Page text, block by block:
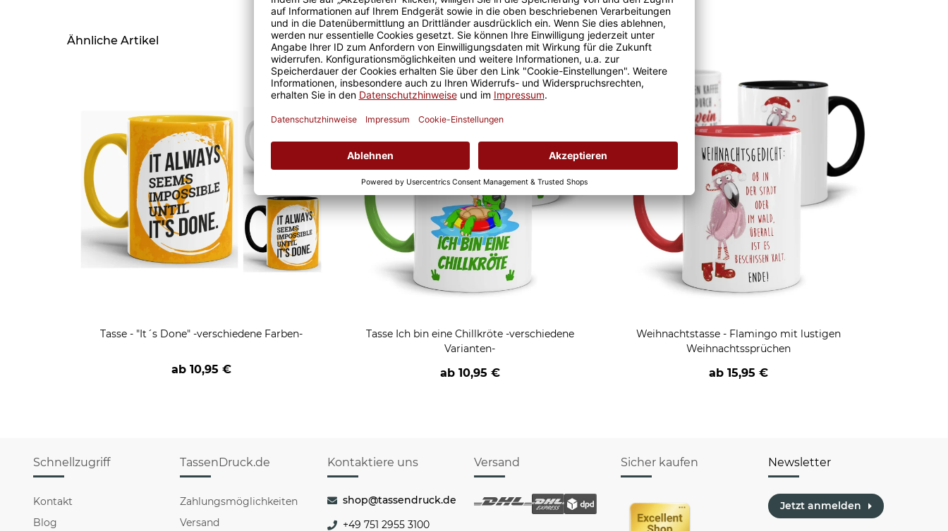
Ähnliche Artikel
Tasse - "It´s Done" -verschiedene Farben-
ab 10,95 €
Tasse Ich bin eine Chillkröte -verschiedene
Varianten-
ab 10,95 €
Weihnachtstasse - Flamingo mit lustigen
Weihnachtssprüchen
ab15,95 €
Schnellzugriff
Kontakt
Blog
TassenDruck.de
Zahlungsmöglichkeiten
Versand
Kontaktiere uns
shop@tassendruck.de
+49 751 2955 3100
Versand Sicher kaufen Newsletter
Jetzt anmelden